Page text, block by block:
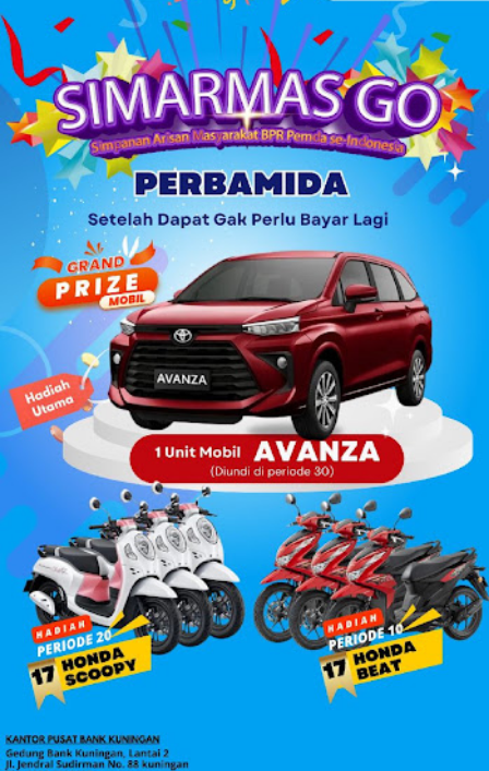
siapapun yang ingin melakukan donasi buku dapat
menghubungi narahubung Fitri (085226098233) atau
Rofiddin (081563845193). Kegiatan donasi buku tersebut
adalah bagian dari kegiatan yang akan Sinergis lakukan
dalam waktu dekat, yaitu diskusi publik yang membahas
mengenai kesehatan mental. "Sebetulnya donasi buku itu
rangkaian kegiatan dari acara diskusi publik. Karena Sinergis
juga memiliki kegiatan rutinan yang tujuannya agar
meningkatkan minat baca dan literasi," jelas Elsa Nur
Sabela, Wakil Ketua Sinergis, s...